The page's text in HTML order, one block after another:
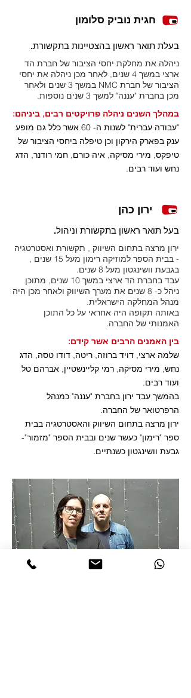
חגית נוביק סלומון
בעלת תואר ראשון בהצטיינות בתקשורת.
ניהלה את מחלקת יחסי הציבור של חברת הד
ארצי במשך 4 שנים, לאחר מכן ניהלה את יחסי
הציבור של חברת NMC במשך 3 שנים ולאחר
מכן בחברת "עננה" למשך 3 שנים נוספות.
במהלך השנים ניהלה פרויקטים רבים, ביניהם:
"עבודה עברית" לשנות ה- 60 אשר כלל גם מופע
ענק בפארק הירקון וכן טיפלה ביחסי הציבור של
טיפקס, מירי מסיקה, איה כורם, חמי רודנר, הדג
נחש ועוד רבים.
ירון כהן
בעל תואר ראשון בתקשורת וניהול.
ירון מרצה בתחום השיווק , תקשורת ואסטרטגיה
- בבית הספר למוזיקה רימון מעל 15 שנים ,
בגבעת וושינגטון מעל 8 שנים.
עבד בחברת הד ארצי במשך 10 שנים, מתוכן
ניהל כ- 8 שנים את מערך השיווק ולאחר מכן היה
מנהל המחלקה הישראלית.
באותה תקופה היה אחראי על כל התוכן
האמנותי של החברה.
בין האמנים הרבים אשר קידם:
שלמה ארצי, דויד ברוזה, ריטה, דודו טסה, הדג
נחש, מירי מסיקה, רמי קליינשטיין, אברהם טל
ועוד רבים.
בהמשך עבד ירון בחברת "עננה" כמנהל
הרפרטואר של החברה.
ירון מרצה בתחום השיווק והאסטרטגיה בבית
ספר "רימון" כעשר שנים ובבית הספר "מזמור"-
גבעת וושינגטון כשנתיים.